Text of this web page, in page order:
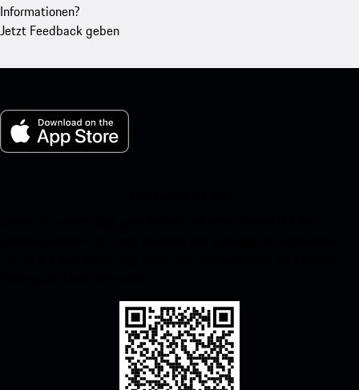
Informationen?
Jetzt Feedback geben